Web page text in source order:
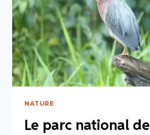
NATURE
Le parc national de